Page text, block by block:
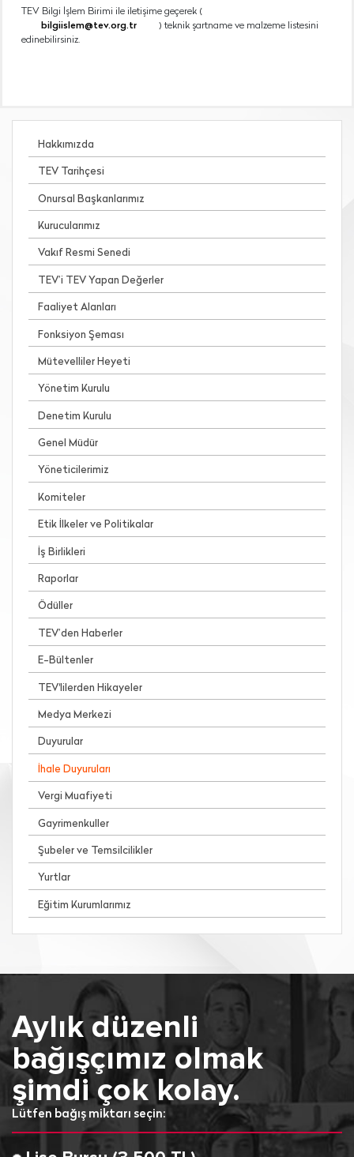
TEV Bilgi İşlem Birimi ile iletişime geçerek (
bilgiislem@tev.org.tr
) teknik şartname ve malzeme listesini
edinebilirsiniz.
Hakkımızda
TEV Tarihçesi
Onursal Başkanlarımız
Kurucularımız
Vakıf Resmi Senedi
TEV’i TEV Yapan Değerler
Faaliyet Alanları
Fonksiyon Şeması
Mütevelliler Heyeti
Yönetim Kurulu
Denetim Kurulu
Genel Müdür
Yöneticilerimiz
Komiteler
Etik İlkeler ve Politikalar
İş Birlikleri
Raporlar
Ödüller
TEV’den Haberler
E-Bültenler
TEV'lilerden Hikayeler
Medya Merkezi
Duyurular
İhale Duyuruları
Vergi Muafiyeti
Gayrimenkuller
Şubeler ve Temsilcilikler
Yurtlar
Eğitim Kurumlarımız
Aylık düzenli
bağışçımız olmak
şimdi çok kolay.
Lütfen bağış miktarı seçin: